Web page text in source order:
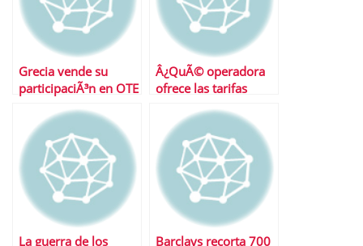
Grecia vende su
participaciÃ³n en OTE
Â¿QuÃ© operadora
ofrece las tarifas
La guerra de los
Barclays recorta 700